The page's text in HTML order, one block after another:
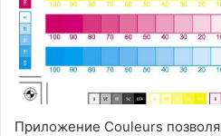
Приложение Couleurs